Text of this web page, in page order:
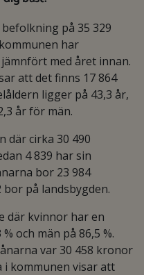
på 35 329
har
med året innan.
att det finns 17 864
ligger på 43,3 år,
år för män.
där cirka 30 490
4 839 har sin
bor 23 984
på landsbygden.
där kvinnor har en
och män på 86,5 %.
var 30 458 kronor
i kommunen visar att